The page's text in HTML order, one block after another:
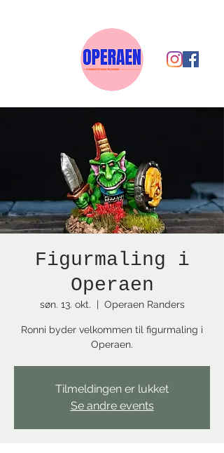
Figurmaling i
Operaen
søn. 13. okt.
  |
Operaen Randers
Ronni byder velkommen til figurmaling i
Operaen.
Tilmeldingen er lukket
Se andre events